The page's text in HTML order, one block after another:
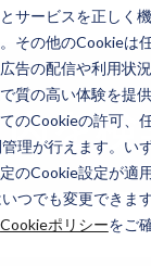
サービスを正しく
その他のCookieは任
告の配信や利用状
質の高い体験を提
のCookieの許可、
理が行えます。い
のCookie設定が適
つでも変更できま
Cookieポリシーをご
を検